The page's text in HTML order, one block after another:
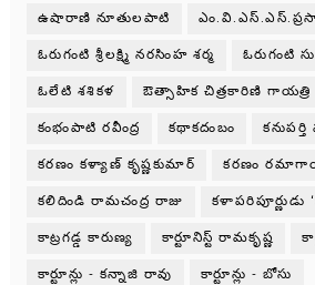
ఉషారాణి నూతులపాటి
ఓరుగంటి శ్రీలక్ష్మి నరసింహ శర్మ ఓరుగంటి
ఓలేటి శశికళ ఔత్సాహిక చిత్రకారిణి గాయత్రి
కంభంపాటి రవీంద్ర కథాకదంబం కనుపర్తి
కరణం కళ్యాణ్ కృష్ణకుమార్ కరణం
కలిదిండి రామచంద్ర రాజు కళాపరిపూర్ణుడు
కాట్రగడ్డ కారుణ్య కార్టూనిస్ట్ రామకృష్ణ
కార్టూన్లు - కన్నాజి రావు కార్టూన్లు - బోసు